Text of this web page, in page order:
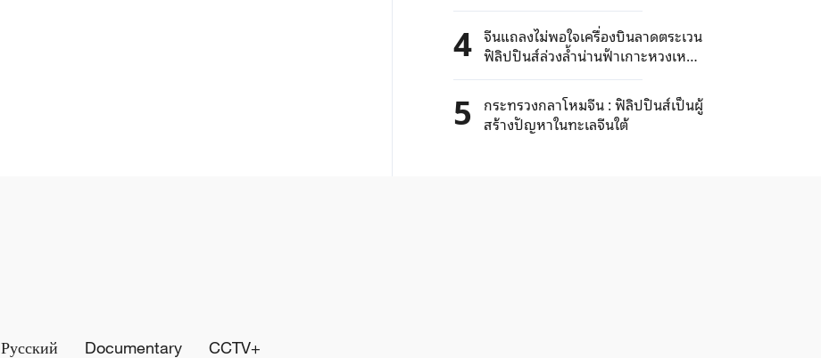
4 จีนแถลงไม่พอใจเครื่องบินลาดตระเวน
ฟิลิปปินส์ล่วงล้ำน่านฟ้าเกาะหวงเห
ยียน
5
กระทรวงกลาโหมจีน : ฟิลิปปินส์เป็นผู้
สร้างปัญหาในทะเลจีนใต้
Русский Documentary CCTV+